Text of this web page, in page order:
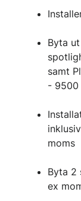
Byta
samt
- 9500
moms
Byta 2
ex